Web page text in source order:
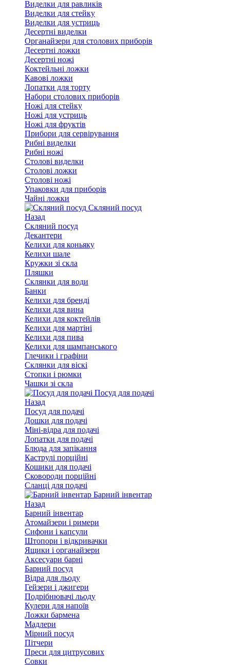
Виделки для равликів
Виделки для стейку
Виделки для устриць
Десертні виделки
Органайзери для столових приборів
Десертні ложки
Десертні ножі
Коктейльні ложки
Кавові ложки
Лопатки для торту
Набори столових приборів
Ножі для стейку
Ножі для устриць
Ножі для фруктів
Прибори для сервірування
Рибні виделки
Рибні ножі
Столові виделки
Столові ложки
Столові ножі
Упаковки для приборів
Чайні ложки
Скляний посуд
Назад
Скляний посуд
Декантери
Келихи для коньяку
Келихи шале
Кружки зі скла
Пляшки
Склянки для води
Банки
Келихи для бренді
Келихи для вина
Келихи для коктейлів
Келихи для мартіні
Келихи для пива
Келихи для шампанського
Глечики і графіни
Склянки для віскі
Стопки і рюмки
Чашки зі скла
Посуд для подачі
Назад
Посуд для подачі
Дошки для подачі
Міні-відра для подачі
Лопатки для подачі
Блюда для запікання
Каструлі порційні
Кошики для подачі
Сковороди порційні
Сланці для подачі
Барний інвентар
Назад
Барний інвентар
Атомайзери і римери
Сифони і капсули
Штопори і відкривачки
Ящики і органайзери
Аксесуари барні
Барний посуд
Відра для льоду
Гейзери і джигери
Подрібнювачі льоду
Кулери для напоїв
Ложки бармена
Мадлери
Мірний посуд
Пітчери
Преси для цитрусових
Совки